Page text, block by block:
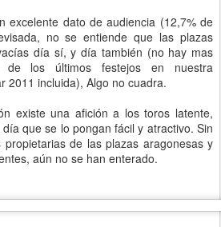
excelente dato de audiencia (12,7% de
no se entiende que las plazas
día sí, y día también (no hay mas
los últimos festejos en nuestra
2011 incluida), Algo no cuadra.
existe una afición a los toros latente,
que se lo pongan fácil y atractivo. Sin
de las plazas aragonesas y
aún no se han enterado.